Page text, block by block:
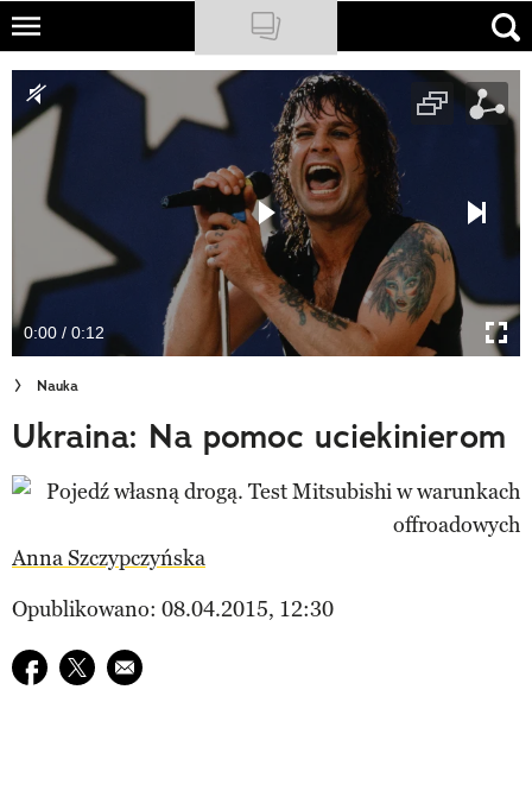
Skip
main
content
NATIONAL GEOGRAPHIC
TRAVELER
PODCASTY
Newsletter
Cuda Polski
Wielki Konkurs Fotograficzny
Trendbook Podróżniczy
Polecane
0:00 / 0:12
Nauka
Ukraina: Na pomoc uciekinierom
Anna Szczypczyńska
Opublikowano: 08.04.2015, 12:30
Udostępnij na facebook
Udostępnij na twitter
E-mail do przyjaciela